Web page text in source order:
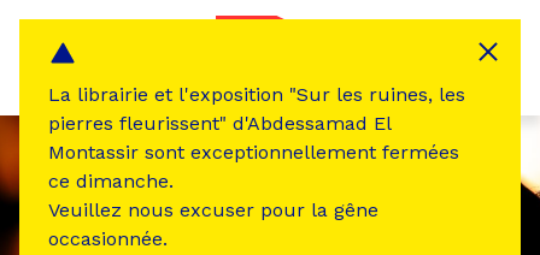
La librairie et l'exposition "Sur les ruines, les
pierres fleurissent" d'Abdessamad El
Montassir sont exceptionnellement fermées
ce dimanche.
Veuillez nous excuser pour la gêne
occasionnée.
Panneau de gestion des cookies